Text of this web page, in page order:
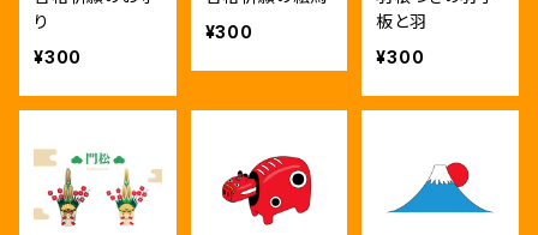
り
¥300
¥300
板と羽
¥300